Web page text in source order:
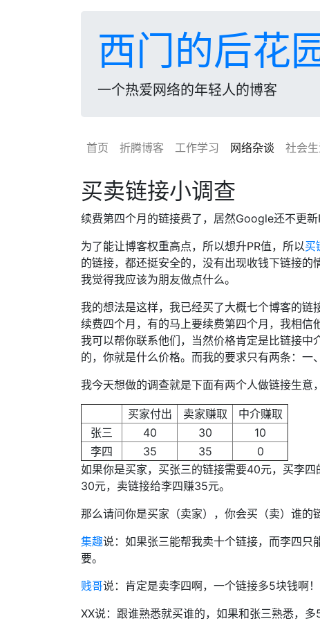
西门的后花
一个热爱网络的年轻人的博客
首页 折腾博客 工作学习 网络杂谈 社会
买卖链接小调查
续费第四个月的链接费了，居然Google还不更
为了能让博客权重高点，所以想升PR值，所以买
的链接，都还挺安全的，没有出现收钱下链接的
我觉得我应该为朋友做点什么。
我的想法是这样，我已经买了大概七个博客的
续费四个月，有的马上要续费第四个月，我相信
我可以帮你联系他们，当然价格肯定是比链接
的，你就是什么价格。而我的要求只有两条：一
我今天想做的调查就是下面有两个人做链接生意
买家付出 卖家赚取
中介赚取
张三
40 30
10
李四
35 35
0
如果你是买家，买张三的链接需要40元，买李
30元，卖链接给李四赚35元。
那么请问你是买家（卖家），你会买（卖）谁的
集趣说：如果张三能帮我卖十个链接，而李四
要。
贱哥说：肯定是卖李四啊，一个链接多5块钱啊！
XX说：跟谁熟悉就买谁的，如果和张三熟悉，多